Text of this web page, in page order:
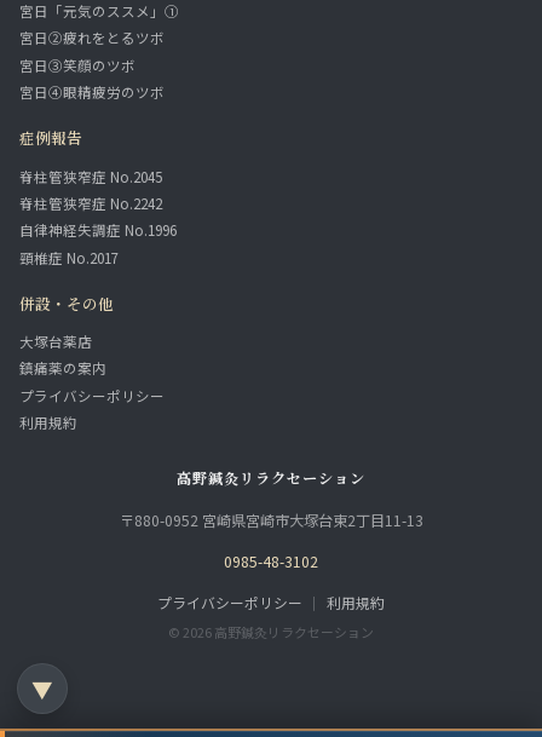
宮日「元気のススメ」①
宮日②疲れをとるツボ
宮日③笑顔のツボ
宮日④眼精疲労のツボ
症例報告
脊柱管狭窄症 No.2045
脊柱管狭窄症 No.2242
自律神経失調症 No.1996
頸椎症 No.2017
併設・その他
大塚台薬店
鎮痛薬の案内
プライバシーポリシー
利用規約
高野鍼灸リラクセーション
〒880-0952 宮崎県宮崎市大塚台東2丁目11-13
0985-48-3102
プライバシーポリシー ｜ 利用規約
© 2026 高野鍼灸リラクセーション
▼